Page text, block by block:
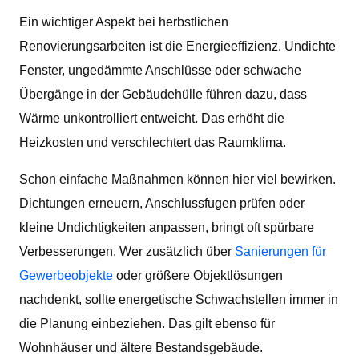
Ein wichtiger Aspekt bei herbstlichen
Renovierungsarbeiten ist die Energieeffizienz. Undichte
Fenster, ungedämmte Anschlüsse oder schwache
Übergänge in der Gebäudehülle führen dazu, dass
Wärme unkontrolliert entweicht. Das erhöht die
Heizkosten und verschlechtert das Raumklima.
Schon einfache Maßnahmen können hier viel bewirken.
Dichtungen erneuern, Anschlussfugen prüfen oder
kleine Undichtigkeiten anpassen, bringt oft spürbare
Verbesserungen. Wer zusätzlich über Sanierungen für
Gewerbeobjekte oder größere Objektlösungen
nachdenkt, sollte energetische Schwachstellen immer in
die Planung einbeziehen. Das gilt ebenso für
Wohnhäuser und ältere Bestandsgebäude.